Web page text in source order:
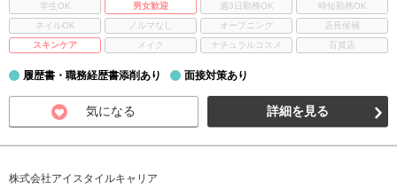
学生OK
男女歓迎 週3日勤務OK
時短勤務OK
ネイルOK
ノルマなし オープニング
店長候補
スキンケア
メイク ナチュラルコスメ 百貨店
履歴書・職務経歴書添削あり 面接対策あり
気になる 詳細を見る
株式会社アイスタイルキャリア